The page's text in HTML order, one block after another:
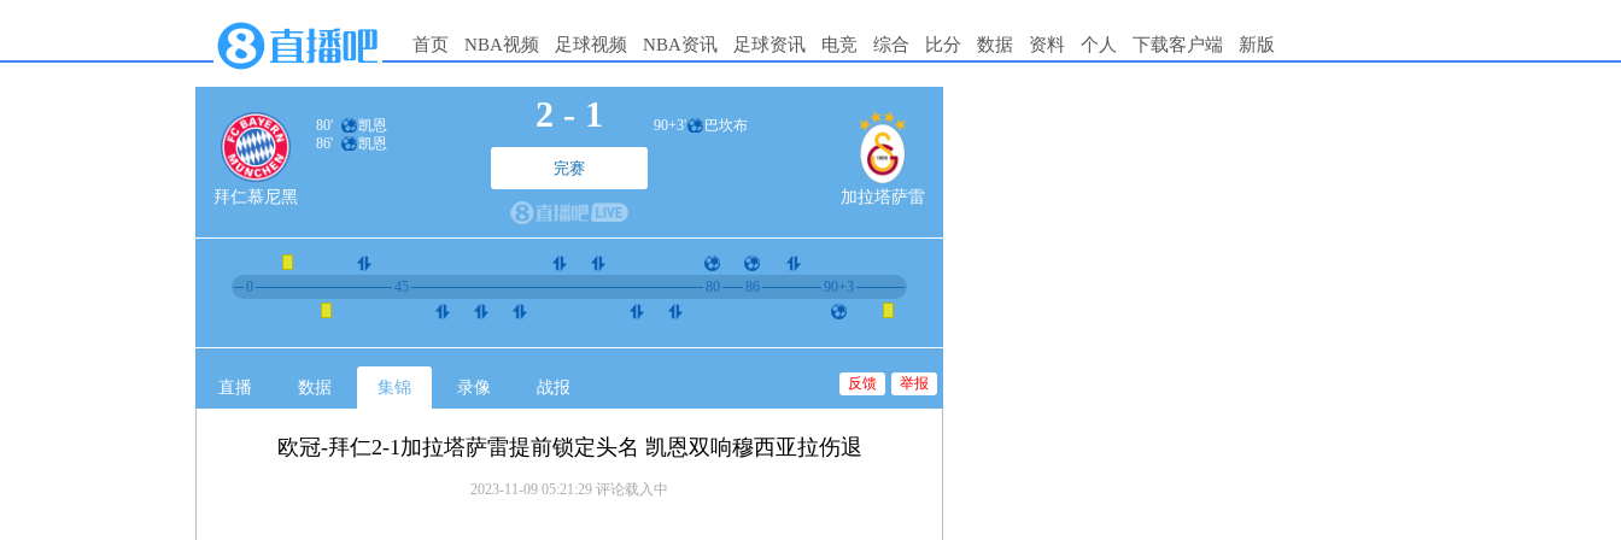
首页 NBA视频 足球视频 NBA资讯 足球资讯 电竞 综合 比分 数据 资料 个人 下载客户端 新版
拜仁慕尼黑
80'
凯恩
86'
凯恩
2 - 1
完赛
90+3' 巴坎布
加拉塔萨雷
0 45 80 86 90+3
直播 数据 集锦 录像 战报 举报
反馈
欧冠-拜仁2-1加拉塔萨雷提前锁定头名 凯恩双响穆西亚拉伤退
2023-11-09 05:21:29 评论载入中